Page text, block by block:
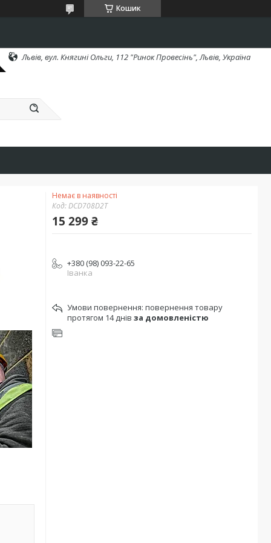
Кошик
Львів, вул. Княгині Ольги, 112 "Ринок Провесінь", Львів, Україна
Немає в наявності
Код:DCD708D2T
15 299 ₴
+380 (98) 093-22-65
Іванка
повернення товару
протягом 14 днів за домовленістю